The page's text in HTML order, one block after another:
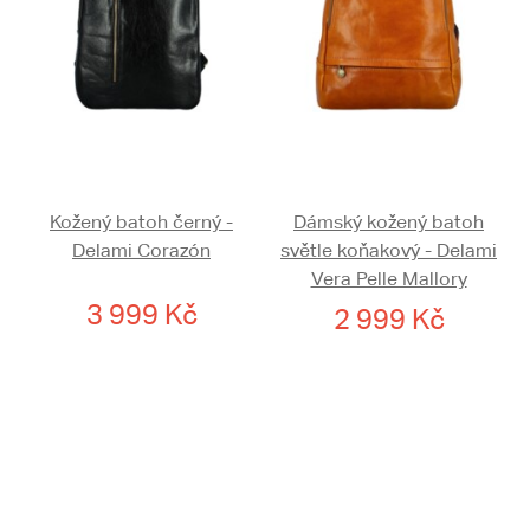
Kožený batoh černý -
Delami Corazón
3 999 Kč
Dámský kožený batoh
světle koňakový - Delami
Vera Pelle Mallory
2 999 Kč